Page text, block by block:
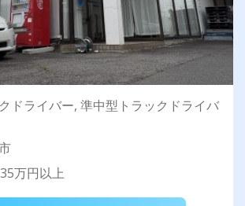
ドライバー, 準中型トラックドライバ
万円以上